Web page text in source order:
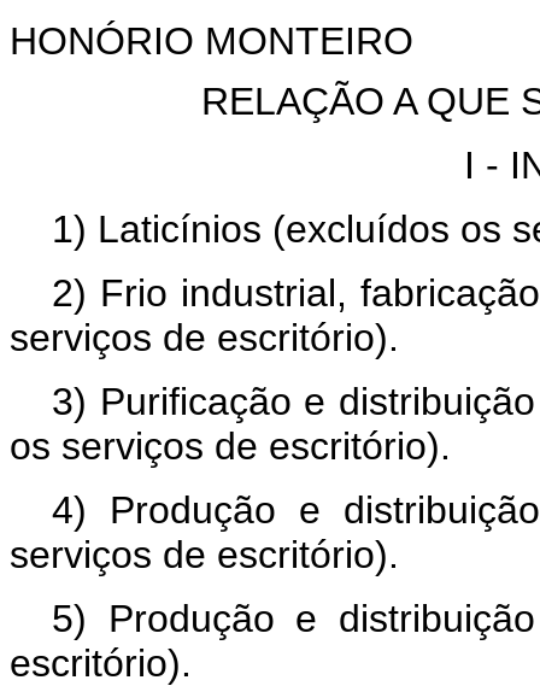
HONÓRIO MONTEIRO
RELAÇÃO A QUE
I -
1) Laticínios (excluídos os
2) Frio industrial,
serviços de escritório).
3) Purificação e
os serviços de escritório).
4) Produção e
serviços de escritório).
5) Produção e
escritório).